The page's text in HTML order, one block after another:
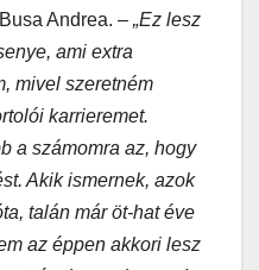
Andrea. – „Ez lesz
ami extra
mivel szeretném
karrieremet.
a számomra az, hogy
Akik ismernek, azok
talán már öt-hat éve
az éppen akkori lesz